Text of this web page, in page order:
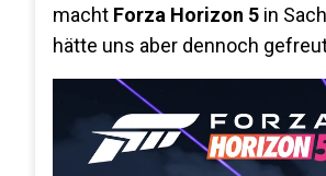
macht Forza Horizon 5 in
hätte uns aber dennoch